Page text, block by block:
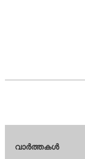
വാര്‍ത്തകള്‍